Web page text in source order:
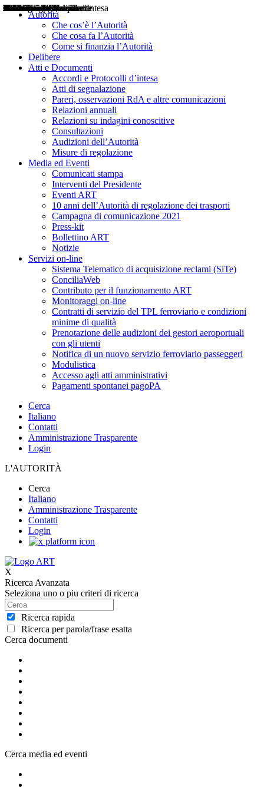
Autorità
Che cos’è l’Autorità
Che cosa fa l’Autorità
Come si finanzia l’Autorità
Delibere
Atti e Documenti
Accordi e Protocolli d’intesa
Atti di segnalazione
Pareri, osservazioni RdA e altre comunicazioni
Relazioni annuali
Relazioni su indagini conoscitive
Consultazioni
Audizioni dell’Autorità
Misure di regolazione
Media ed Eventi
Comunicati stampa
Interventi del Presidente
Eventi ART
10 anni dell’Autorità di regolazione dei trasporti
Campagna di comunicazione 2021
Press-kit
Bollettino ART
Notizie
Servizi on-line
Sistema Telematico di acquisizione reclami (SiTe)
ConciliaWeb
Contributo per il funzionamento ART
Monitoraggi on-line
Contratti di servizio del TPL ferroviario e condizioni
minime di qualità
Prenotazione delle audizioni dei gestori aeroportuali
con gli utenti
Notifica di un nuovo servizio ferroviario passeggeri
Modulistica
Accesso agli atti amministrativi
Pagamenti spontanei pagoPA
Cerca
Italiano
Contatti
Amministrazione Trasparente
Login
L'AUTORITÀ
Cerca
Italiano
Amministrazione Trasparente
Contatti
Login
X
Ricerca Avanzata
Seleziona uno o piu criteri di ricerca
Ricerca rapida
Ricerca per parola/frase esatta
Cerca documenti
Delibere
Pareri
Consultazioni
Audizioni
Atti di Segnalazione
Accordi e Protocolli d'Intesa
Relazioni annuali
Misure di regolazione
Cerca media ed eventi
Notizie
Comunicati Stampa
Bollettini ART
Convegni ART
Interviste del Presidente
Articoli in primo piano
Interventi del Presidente
2004
2005
2010
2013
2014
2015
2016
2017
2018
2019
202
2020
2021
2022
2023
2024
2025
2026
Aereo
Marittimo
Terrestre